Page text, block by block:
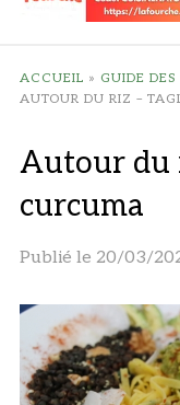
ACCUEIL » GUIDE
AUTOUR DU RIZ –
Autour du
curcuma
Publié le 20/03/